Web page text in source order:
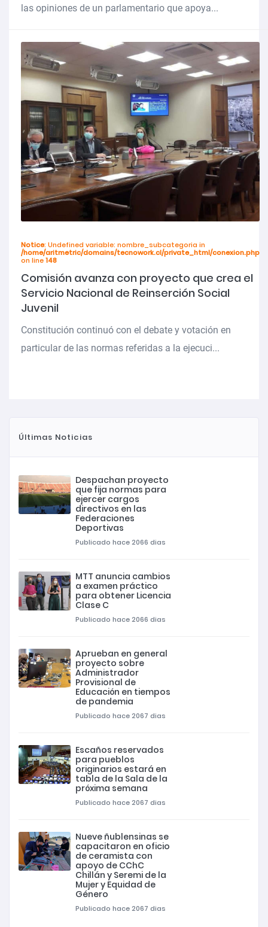
las opiniones de un parlamentario que apoya...
Notice: Undefined variable: nombre_subcategoria in
/home/aritmetric/domains/tecnowork.cl/private_html/conexion.php
on line148
Comisión avanza con proyecto que crea el
Servicio Nacional de Reinserción Social
Juvenil
Constitución continuó con el debate y votación en
particular de las normas referidas a la ejecuci...
Últimas Noticias
Despachan proyecto
que fija normas para
ejercer cargos
directivos en las
Federaciones
Deportivas
Publicado hace 2066 dias
MTT anuncia cambios
a examen práctico
para obtener Licencia
Clase C
Publicado hace 2066 dias
Aprueban en general
proyecto sobre
Administrador
Provisional de
Educación en tiempos
de pandemia
Publicado hace 2067 dias
Escaños reservados
para pueblos
originarios estará en
tabla de la Sala de la
próxima semana
Publicado hace 2067 dias
Nueve ñublensinas se
capacitaron en oficio
de ceramista con
apoyo de CChC
Chillán y Seremi de la
Mujer y Equidad de
Género
Publicado hace 2067 dias